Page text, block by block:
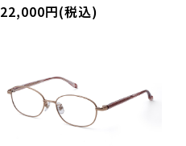
22,000円(税込)